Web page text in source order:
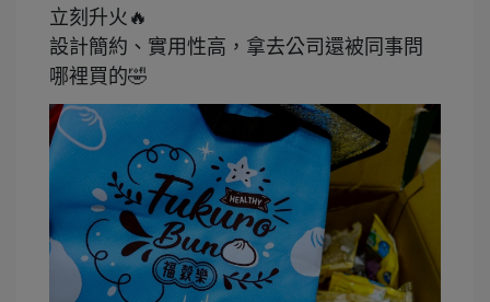
立刻升火🔥
設計簡約、實用性高，拿去公司還被同事問
哪裡買的🤣